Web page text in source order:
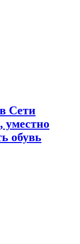
Сети
уместно
обувь